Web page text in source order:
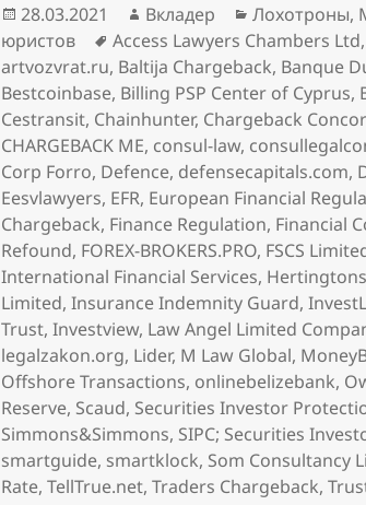
Опубликовано
28.03.2021 Автор
Вкладер Рубрики
Лохотроны,
юристов
Метки
Access Lawyers Chambers Ltd
artvozvrat.ru, Baltija Chargeback, Banque
Bestcoinbase, Billing PSP Center of Cyprus,
Cestransit, Chainhunter, Chargeback
CHARGEBACK ME, consul-law,
Corp Forro, Defence, defensecapitals.com,
Eesvlawyers, EFR, European Financial
Chargeback, Finance Regulation, Financial
Refound, FOREX-BROKERS.PRO, FSCS
International Financial Services, Hertingtons
Limited,Insurance Indemnity Guard,
Trust,Investview, Law Angel Limited
legalzakon.org, Lider, M Law Global,
Offshore Transactions, onlinebelizebank,
Reserve, Scaud, Securities Investor
Simmons&Simmons, SIPC; Securities
smartguide, smartklock, Som Consultancy
Rate,TellTrue.net,Traders Chargeback,